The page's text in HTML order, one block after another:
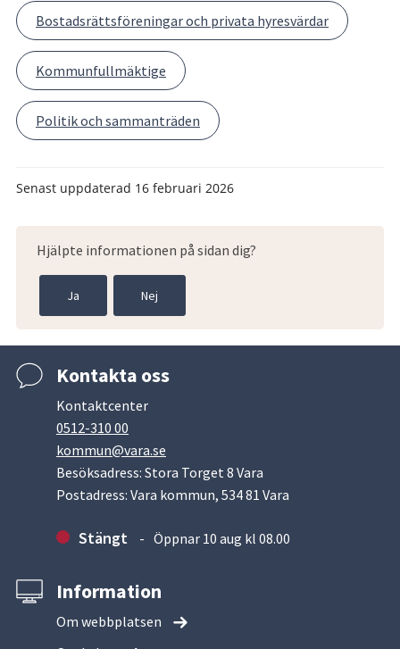
Bostadsrättsföreningar och privata hyresvärdar
Kommunfullmäktige
Politik och sammanträden
Senast uppdaterad 16 februari 2026
Hjälpte informationen på sidan dig?
Ja Nej
Kontakta oss
Kontaktcenter
0512-310 00
kommun@vara.se
Besöksadress: Stora Torget 8 Vara
Postadress: Vara kommun, 534 81 Vara
Stängt Öppnar 10 aug kl 08.00
Information
Om webbplatsen